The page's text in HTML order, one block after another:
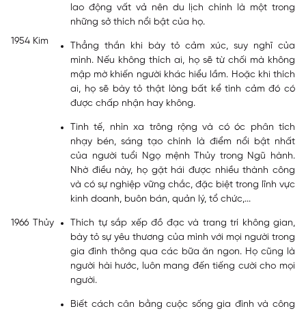
1954 Kim
lao động vất vả nên du lịch chính là một trong
những sở thích nổi bật của họ.
Thẳng thắn khi bày tỏ cảm xúc, suy nghĩ của
mình. Nếu không thích ai, họ sẽ từ chối mà không
mập mờ khiến người khác hiểu lầm. Hoặc khi thích
ai, họ sẽ bày tỏ thật lòng bất kể tình cảm đó có
được chấp nhận hay không.
1966 Thủy
Tinh tế, nhìn xa trông rộng và có óc phân tích
nhạy bén, sáng tạo chính là điểm nổi bật nhất
của người tuổi Ngọ mệnh Thủy trong Ngũ hành.
Nhờ điều này, họ gặt hái được nhiều thành công
và có sự nghiệp vững chắc, đặc biệt trong lĩnh vực
kinh doanh, buôn bán, quản lý, tổ chức,...
Thích tự sắp xếp đồ đạc và trang trí không gian,
bày tỏ sự yêu thương của mình với mọi người trong
gia đình thông qua các bữa ăn ngon. Họ cũng là
người hài hước, luôn mang đến tiếng cười cho mọi
người.
Biết cách cân bằng cuộc sống gia đình và công